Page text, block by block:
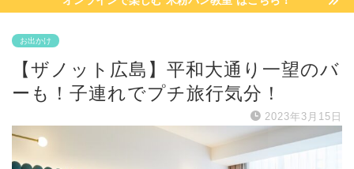
お出かけ
【ザノット広島】平和大通り一望のバ
ーも！子連れでプチ旅行気分！
2023年3月15日